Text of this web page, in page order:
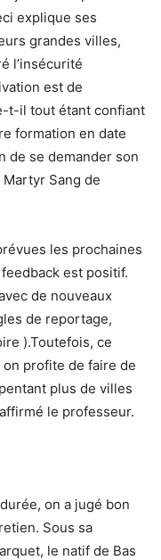
explique ses
grandes villes,
l’insécurité
est de
t-il tout étant confiant
formation en date
de se demander son
Sang de
les prochaines
est positif.
de nouveaux
de reportage,
).Toutefois, ce
profite de faire de
plus de villes
le professeur.
on a jugé bon
Sous sa
le natif de Bas